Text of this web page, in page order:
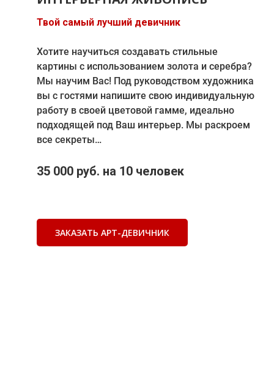
Твой самый лучший девичник
Хотите научиться создавать стильные
картины с использованием золота и серебра?
Мы научим Вас! Под руководством художника
вы с гостями напишите свою индивидуальную
работу в своей цветовой гамме, идеально
подходящей под Ваш интерьер. Мы раскроем
все секреты…
35 000 руб. на 10 человек
ЗАКАЗАТЬ АРТ-ДЕВИЧНИК